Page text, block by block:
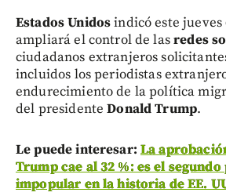
Estados Unidosindicó este jueves
ampliará el control de lasredes
ciudadanos extranjeros
incluidos los periodistas
endurecimiento de la política
del presidenteDonald Trump.
Le puede interesar: La
Trump cae al 32 %: es el
impopular en la historia de EE.